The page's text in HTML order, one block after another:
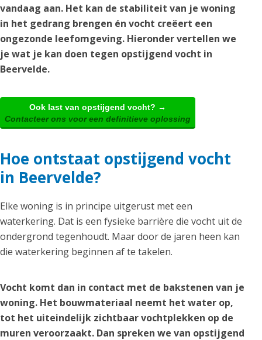
vandaag aan. Het kan de stabiliteit van je woning
in het gedrang brengen én vocht creëert een
ongezonde leefomgeving. Hieronder vertellen we
je wat je kan doen tegen opstijgend vocht in
Beervelde.
Ook last van opstijgend vocht? →
Contacteer ons voor een definitieve oplossing
Hoe ontstaat opstijgend vocht
in Beervelde?
Elke woning is in principe uitgerust met een
waterkering. Dat is een fysieke barrière die vocht uit de
ondergrond tegenhoudt. Maar door de jaren heen kan
die waterkering beginnen af te takelen.
Vocht komt dan in contact met de bakstenen van je
woning. Het bouwmateriaal neemt het water op,
tot het uiteindelijk zichtbaar vochtplekken op de
muren veroorzaakt. Dan spreken we van opstijgend